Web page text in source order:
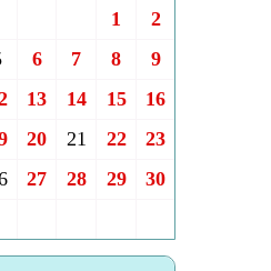
1
2
6 7 8
9
13 14 15
16
20 21 22
23
27 28 29
30